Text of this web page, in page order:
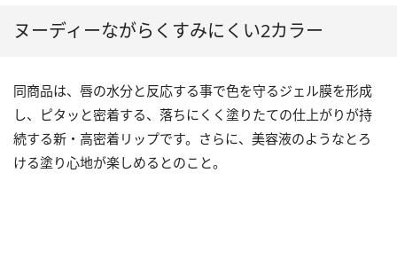
ヌーディーながらくすみにくい2カラー
同商品は、唇の水分と反応する事で色を守るジェル膜を形成
し、ピタッと密着する、落ちにくく塗りたての仕上がりが持
続する新・高密着リップです。さらに、美容液のようなとろ
ける塗り心地が楽しめるとのこと。